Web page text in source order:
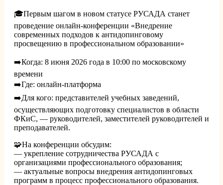
🎓Первым шагом в новом статусе РУСАДА станет
проведение онлайн-конференции «Внедрение
современных подходов к антидопинговому
просвещению в профессиональном образовании»
➡️Когда: 8 июня 2026 года в 10:00 по московскому
времени
➡️Где: онлайн-платформа
➡️Для кого: представителей учебных заведений,
осуществляющих подготовку специалистов в области
ФКиС, — руководителей, заместителей руководителей и
преподавателей.
🧩На конференции обсудим:
— укрепление сотрудничества РУСАДА с
организациями профессионального образования;
— актуальные вопросы внедрения антидопинговых
программ в процесс профессионального образования.